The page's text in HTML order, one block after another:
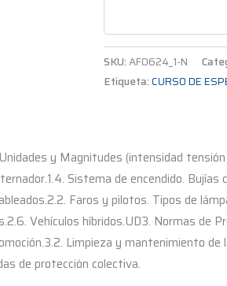
SKU:AF0624_1-N
Etiqueta:CURSO DE
y Magnitudes (intensidad
Sistema de encendido.
Faros y pilotos. Tipos de
Vehículos híbridos.UD3. Normas de
Limpieza y mantenimiento
de protección colectiva.